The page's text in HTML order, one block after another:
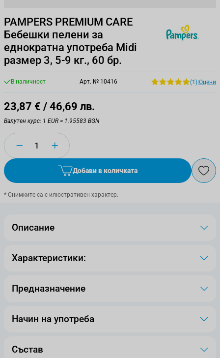
PAMPERS PREMIUM CARE
Бебешки пелени за
еднократна употреба Midi
размер 3, 5-9 кг., 60 бр.
В наличност Арт. № 10416 (1) Оцени
23,87 € / 46,69 лв.
Валутен курс: 1 EUR = 1.95583 BGN
Количество
Добави в количката
* Снимките са с илюстративен характер.
Описание
Характеристики:
Предназначение
Начин на употреба
Състав